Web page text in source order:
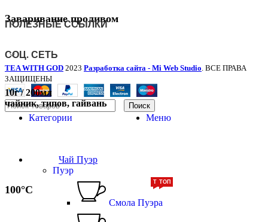
Заваривание проливом
10г / 200мл
чайник, типов, гайвань
100°С
ПОЛЕЗНЫЕ ССЫЛКИ
СОЦ. СЕТЬ
TEA WITH GOD 2023 Разработка сайта - Mi Web Studio. ВСЕ ПРАВА
ЗАЩИЩЕНЫ
Поиск
Меню
Категории
Чай Пуэр
Пуэр
Смола Пуэра
ТОПТОП